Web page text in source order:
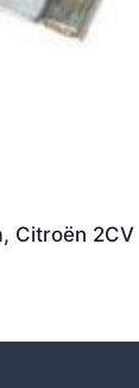
Citroën 2CV